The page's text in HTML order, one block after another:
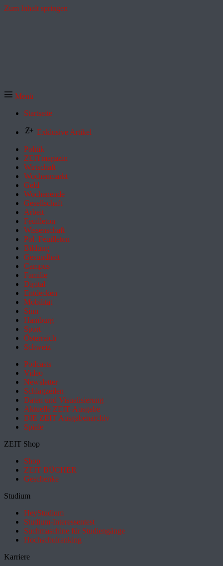
Zum Inhalt springen
Menü
Startseite
Exklusive Artikel
Politik
ZEITmagazin
Wirtschaft
Wochenmarkt
Geld
Wochenende
Gesellschaft
Arbeit
Feuilleton
Wissenschaft
Pol. Feuilleton
Bildung
Gesundheit
Campus
Familie
Digital
Entdecken
Mobilität
Sinn
Hamburg
Sport
Österreich
Schweiz
Podcasts
Video
Newsletter
Schlagzeilen
Daten und Visualisierung
Aktuelle ZEIT-Ausgabe
DIE ZEIT Ausgabenarchiv
Spiele
ZEIT Shop
Shop
ZEIT BÜCHER
Geschenke
Studium
HeyStudium
Studium-Interessentest
Suchmaschine für Studiengänge
Hochschulranking
Karriere